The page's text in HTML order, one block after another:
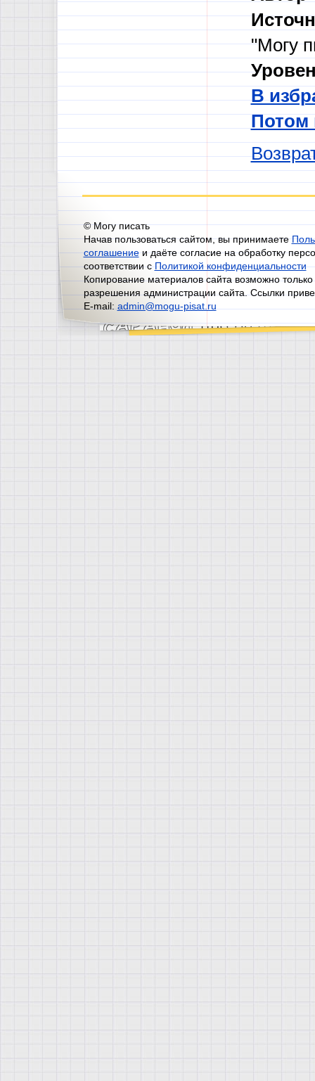
"Могу
В
Потом
© Могу писать
Начав пользоваться сайтом, вы принимаете
соглашениеи даёте согласие на обработку
соответствии сПолитикой конфиденциальности
Копирование материалов сайта возможно
разрешения администрации сайта. Ссылки
E-mail: admin@mogu-pisat.ru